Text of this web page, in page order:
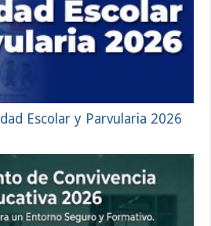
Escolar y Parvularia 2026